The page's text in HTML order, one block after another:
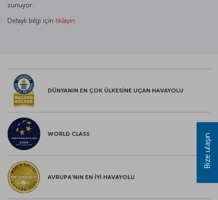
sunuyor.
Detaylı bilgi için tıklayın
DÜNYANIN EN ÇOK ÜLKESİNE UÇAN HAVAYOLU
WORLD CLASS
AVRUPA’NIN EN İYİ HAVAYOLU
Bize ulaşın